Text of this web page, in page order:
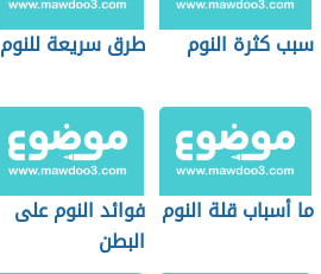
سبب كثرة النوم طرق سريعة للنوم
ما أسباب قلة النوم فوائد النوم على
البطن